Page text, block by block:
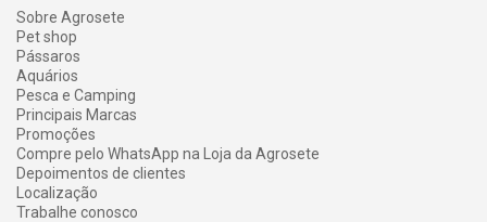
Sobre Agrosete
Pet shop
Pássaros
Aquários
Pesca e Camping
Principais Marcas
Promoções
Compre pelo WhatsApp na Loja da Agrosete
Depoimentos de clientes
Localização
Trabalhe conosco